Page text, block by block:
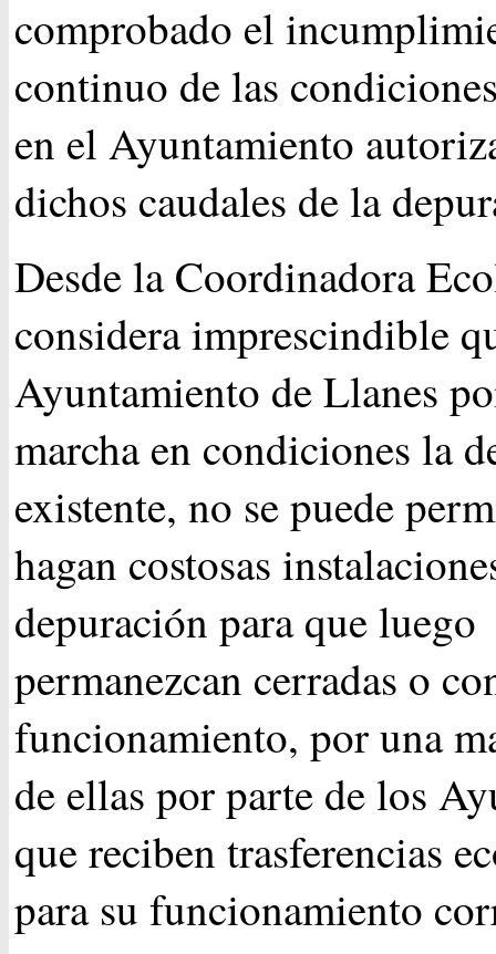
comprobado el
continuo de las
en el Ayuntamiento
dichos caudales de la
Desde la Coordinadora
considera imprescindible
Ayuntamiento de Llanes
marcha en condiciones la
existente, no se puede
hagan costosas
depuración para que luego
permanezcan cerradas o
funcionamiento, por una
de ellas por parte de los
que reciben trasferencias
para su funcionamiento